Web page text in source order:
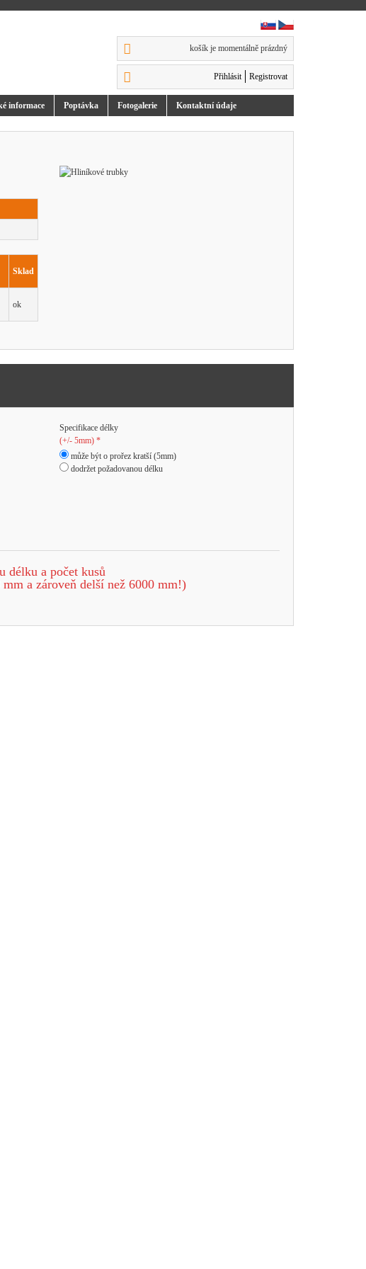
košík je momentálně prázdný
Přihlásit Registrovat
informace Poptávka Fotogalerie Kontaktní údaje
Sklad
ok
Specifikace délky
(+/- 5mm) *
může být o prořez kratší (5mm)
dodržet požadovanou délku
délku a počet kusů
a zároveň delší než 6000 mm!)